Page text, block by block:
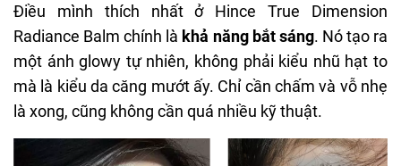
Điều mình thích nhất ở Hince True Dimension
Radiance Balm chính là khả năng bắt sáng. Nó tạo ra
một ánh glowy tự nhiên, không phải kiểu nhũ hạt to
mà là kiểu da căng mướt ấy. Chỉ cần chấm và vỗ nhẹ
là xong, cũng không cần quá nhiều kỹ thuật.